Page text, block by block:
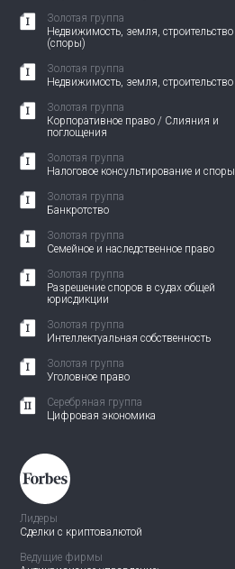
Золотая группа
Недвижимость, земля, строительство
(споры)
Золотая группа
Недвижимость, земля, строительство
Золотая группа
Корпоративное право / Слияния и
поглощения
Золотая группа
Налоговое консультирование и споры
Золотая группа
Банкротство
Золотая группа
Семейное и наследственное право
Золотая группа
Разрешение споров в судах общей
юрисдикции
Золотая группа
Интеллектуальная собственность
Золотая группа
Уголовное право
Серебряная группа
Цифровая экономика
Лидеры
Сделки с криптовалютой
Ведущие фирмы